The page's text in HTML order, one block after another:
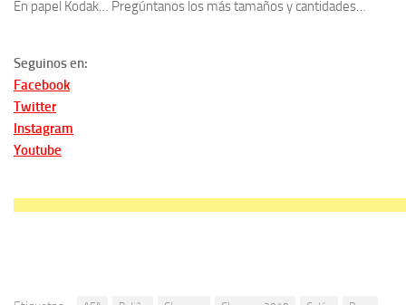
En papel Kodak… Pregúntanos los más tamaños y cantidades…
Seguinos en:
Facebook
Twitter
Instagram
Youtube